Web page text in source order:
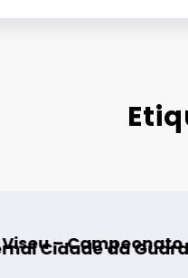
2.ª Divisão Distrital